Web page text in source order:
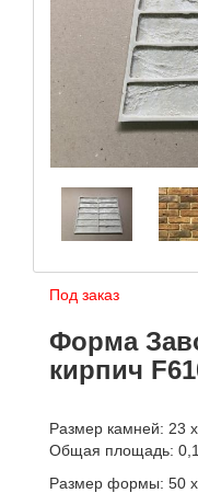
Под заказ
Форма
кирпич
Размер камней: 23
Общая площадь:
Размер формы: 50